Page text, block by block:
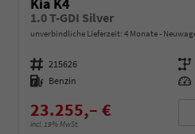
Kia K4
1.0 T-GDI Silver
unverbindliche Lieferzeit: 4 Monate
Fahrzeugnummer 215626 Getriebe
Kraftstoff Benzin Leistung
23.255,– €
incl. 19% MwSt.